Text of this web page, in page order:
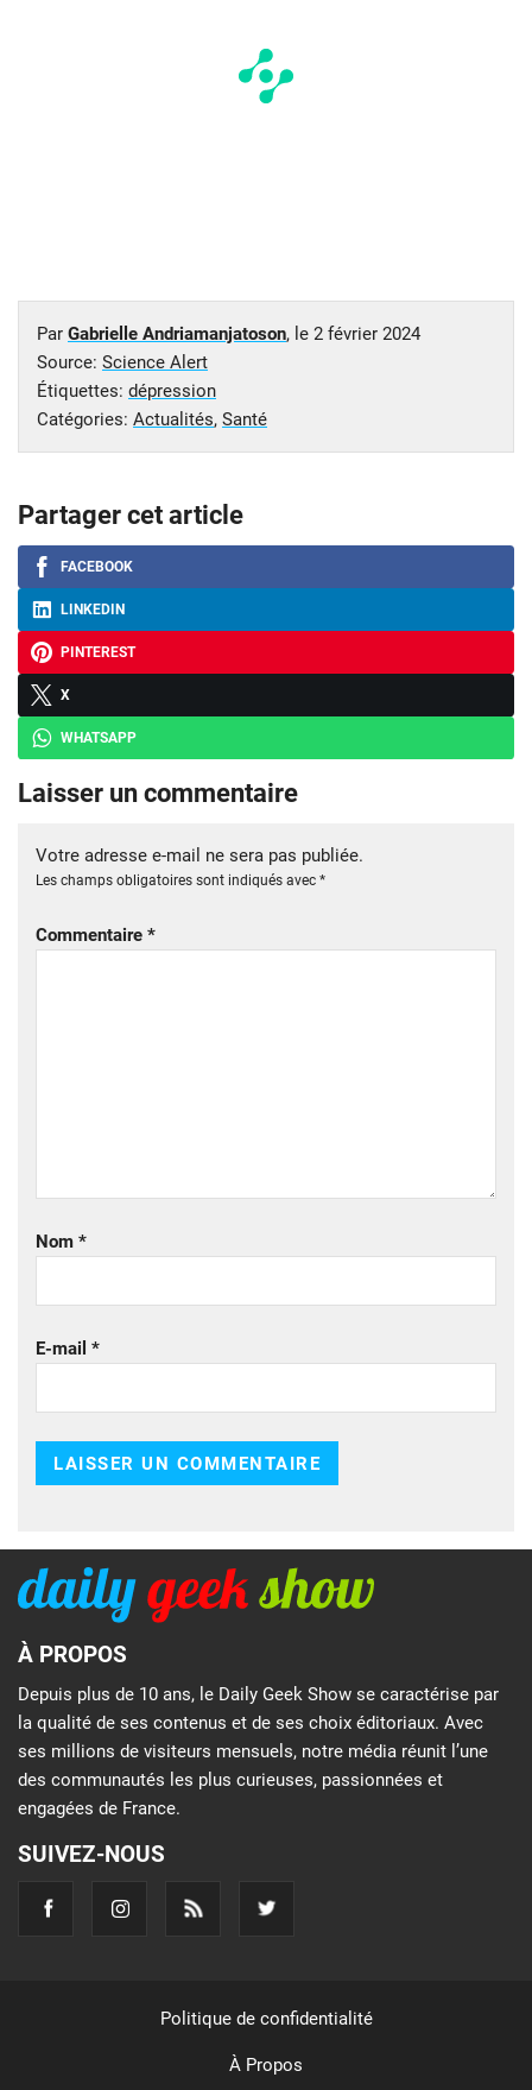
Par Gabrielle Andriamanjatoson, le 2 février 2024
Source: Science Alert
Étiquettes: dépression
Catégories: Actualités, Santé
Partager cet article
FACEBOOK
LINKEDIN
PINTEREST
X
WHATSAPP
Laisser un commentaire
Votre adresse e-mail ne sera pas publiée.
Les champs obligatoires sont indiqués avec *
Commentaire *
Nom *
E-mail *
À PROPOS
Depuis plus de 10 ans, le Daily Geek Show se caractérise par
la qualité de ses contenus et de ses choix éditoriaux. Avec
ses millions de visiteurs mensuels, notre média réunit l’une
des communautés les plus curieuses, passionnées et
engagées de France.
SUIVEZ-NOUS
Politique de confidentialité
À Propos